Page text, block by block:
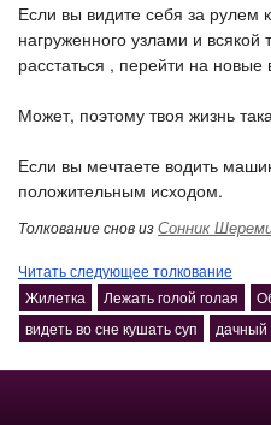
Если вы видите себя за рулем
нагруженного узлами и
расстаться , перейти на
Может, поэтому твоя жизнь
Если вы мечтаете водить
положительным исходом.
Толкование снов изСонник
Читать следующее толкование
Жилетка
Лежать голой голая
видеть во сне кушать суп
дачный